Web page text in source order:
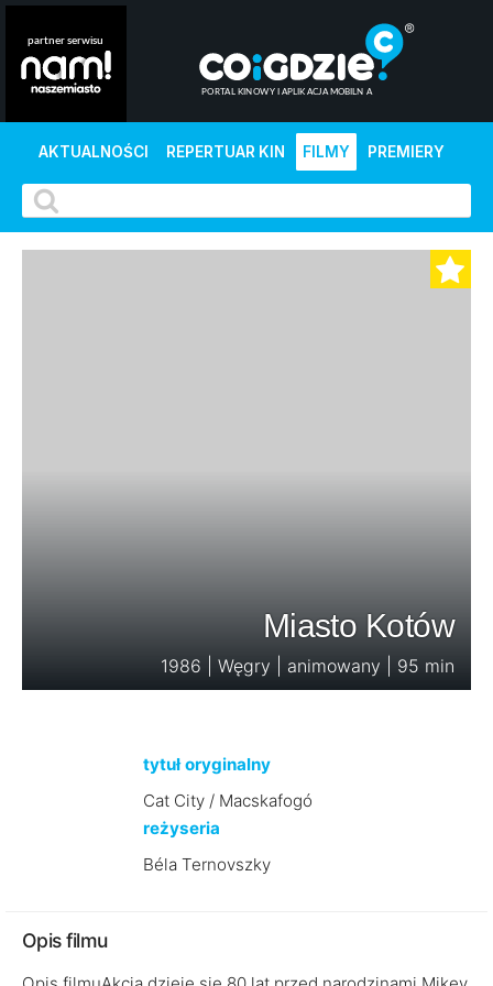
AKTUALNOŚCI REPERTUAR KIN FILMY PREMIERY
Miasto Kotów
1986 | Węgry | animowany | 95 min
tytuł oryginalny
Cat City / Macskafogó
reżyseria
Béla Ternovszky
Opis filmu